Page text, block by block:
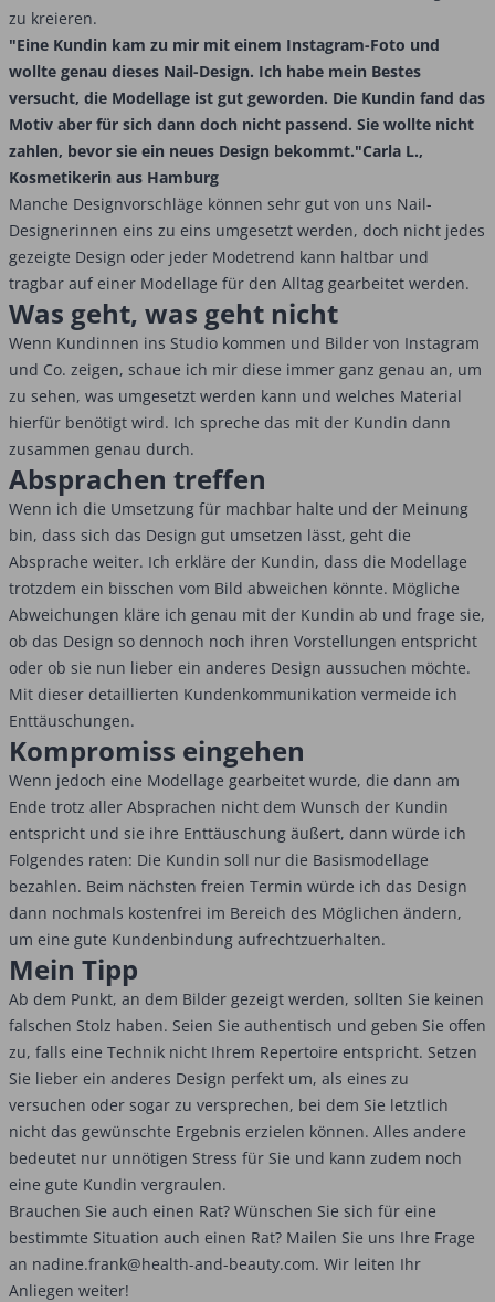
zu kreieren.
"Eine Kundin kam zu mir mit einem Instagram-Foto und
wollte genau dieses Nail-Design. Ich habe mein Bestes
versucht, die Modellage ist gut geworden. Die Kundin fand das
Motiv aber für sich dann doch nicht passend. Sie wollte nicht
zahlen, bevor sie ein neues Design bekommt."Carla L.,
Kosmetikerin aus Hamburg
Manche Designvorschläge können sehr gut von uns Nail-
Designerinnen eins zu eins umgesetzt werden, doch nicht jedes
gezeigte Design oder jeder Modetrend kann haltbar und
tragbar auf einer Modellage für den Alltag gearbeitet werden.
Was geht, was geht nicht
Wenn Kundinnen ins Studio kommen und Bilder von Instagram
und Co. zeigen, schaue ich mir diese immer ganz genau an, um
zu sehen, was umgesetzt werden kann und welches Material
hierfür benötigt wird. Ich spreche das mit der Kundin dann
zusammen genau durch.
Absprachen treffen
Wenn ich die Umsetzung für machbar halte und der Meinung
bin, dass sich das Design gut umsetzen lässt, geht die
Absprache weiter. Ich erkläre der Kundin, dass die Modellage
trotzdem ein bisschen vom Bild abweichen könnte. Mögliche
Abweichungen kläre ich genau mit der Kundin ab und frage sie,
ob das Design so dennoch noch ihren Vorstellungen entspricht
oder ob sie nun lieber ein anderes Design aussuchen möchte.
Mit dieser detaillierten Kundenkommunikation vermeide ich
Enttäuschungen.
Kompromiss eingehen
Wenn jedoch eine Modellage gearbeitet wurde, die dann am
Ende trotz aller Absprachen nicht dem Wunsch der Kundin
entspricht und sie ihre Enttäuschung äußert, dann würde ich
Folgendes raten: Die Kundin soll nur die Basismodellage
bezahlen. Beim nächsten freien Termin würde ich das Design
dann nochmals kostenfrei im Bereich des Möglichen ändern,
um eine gute Kundenbindung aufrechtzuerhalten.
Mein Tipp
Ab dem Punkt, an dem Bilder gezeigt werden, sollten Sie keinen
falschen Stolz haben. Seien Sie authentisch und geben Sie offen
zu, falls eine Technik nicht Ihrem Repertoire entspricht. Setzen
Sie lieber ein anderes Design perfekt um, als eines zu
versuchen oder sogar zu versprechen, bei dem Sie letztlich
nicht das gewünschte Ergebnis erzielen können. Alles andere
bedeutet nur unnötigen Stress für Sie und kann zudem noch
eine gute Kundin vergraulen.
Brauchen Sie auch einen Rat? Wünschen Sie sich für eine
bestimmte Situation auch einen Rat? Mailen Sie uns Ihre Frage
an nadine.frank@health-and-beauty.com. Wir leiten Ihr
Anliegen weiter!